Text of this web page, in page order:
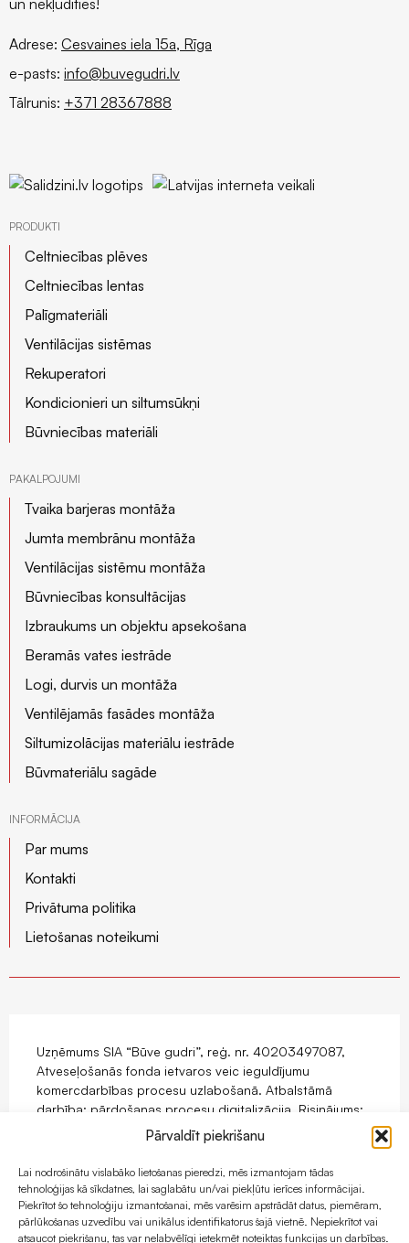
Pārvaldīt piekrišanu
Lai nodrošinātu vislabāko lietošanas pieredzi, mēs izmantojam tādas
tehnoloģijas kā sīkdatnes, lai saglabātu un/vai piekļūtu ierīces informācijai.
Piekrītot šo tehnoloģiju izmantošanai, mēs varēsim apstrādāt datus, piemēram,
pārlūkošanas uzvedību vai unikālus identifikatorus šajā vietnē. Nepiekrītot vai
atsaucot piekrišanu, tas var nelabvēlīgi ietekmēt noteiktas funkcijas un darbības.
un nekļūdīties!
Adrese: Cesvaines iela 15a, Rīga
e-pasts: info@buvegudri.lv
Tālrunis: +371 28367888
PRODUKTI
Celtniecības plēves
Celtniecības lentas
Palīgmateriāli
Ventilācijas sistēmas
Rekuperatori
Kondicionieri un siltumsūkņi
Būvniecības materiāli
PAKALPOJUMI
Tvaika barjeras montāža
Jumta membrānu montāža
Ventilācijas sistēmu montāža
Būvniecības konsultācijas
Izbraukums un objektu apsekošana
Beramās vates iestrāde
Logi, durvis un montāža
Ventilējamās fasādes montāža
Siltumizolācijas materiālu iestrāde
Būvmateriālu sagāde
INFORMĀCIJA
Par mums
Kontakti
Privātuma politika
Lietošanas noteikumi
Uzņēmums SIA “Būve gudri”, reģ. nr. 40203497087,
Atveseļošanās fonda ietvaros veic ieguldījumu
komercdarbības procesu uzlabošanā. Atbalstāmā
darbība: pārdošanas procesu digitalizācija. Risinājums:
mājaslapas ar e-komercijas funkcionalitāti izstrāde.
Projekts tiek īstenots ar Eiropas Savienības
Atveseļošanas fonda atbalstu.
un